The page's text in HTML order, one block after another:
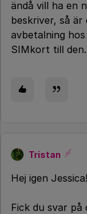
ändå vill ha en
beskriver, så
avbetalning
SIMkort till den.
Tristan
Hej igen Jessica!
Fick du svar